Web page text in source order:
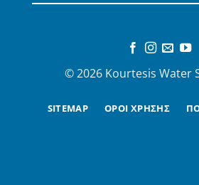
© 2026 Kourtesis Water
SITEMAP ΟΡΟΙ ΧΡΗΣΗΣ